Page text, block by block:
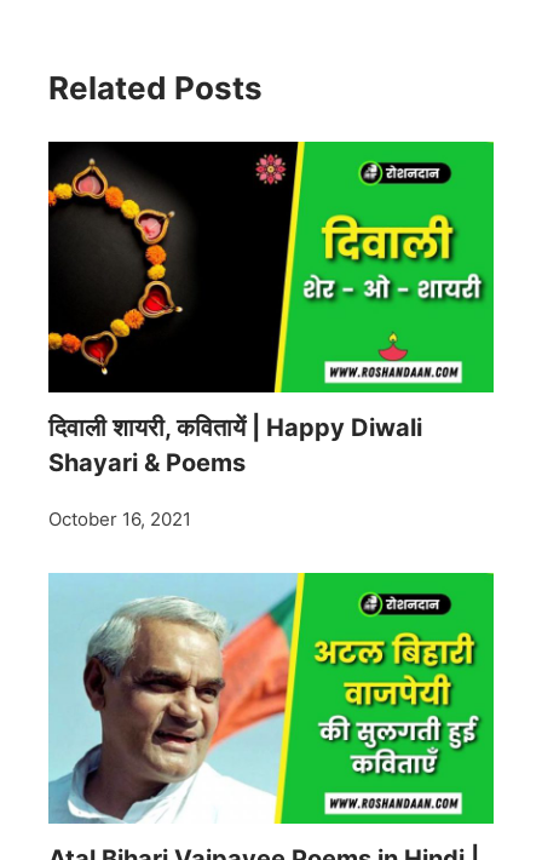
Related Posts
दिवाली शायरी, कवितायें | Happy Diwali
Shayari & Poems
October 16, 2021